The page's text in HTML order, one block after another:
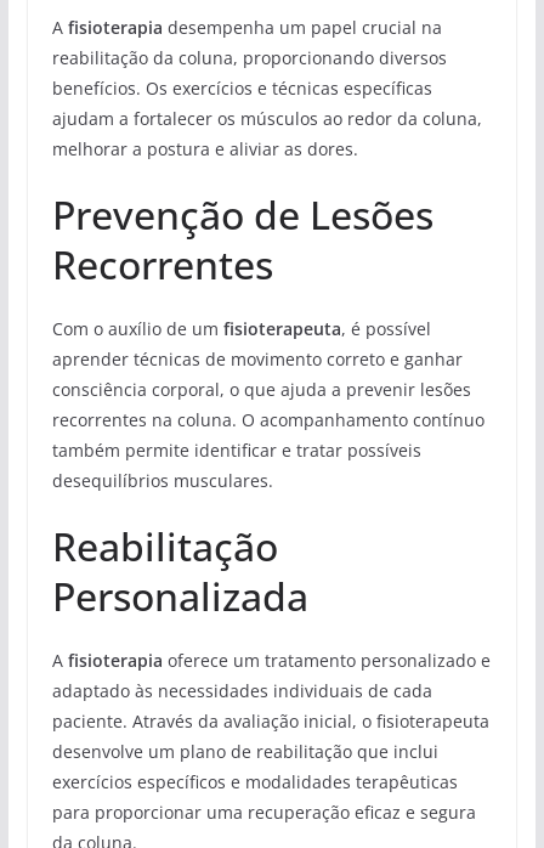
A fisioterapia desempenha um papel crucial na
reabilitação da coluna, proporcionando diversos
benefícios. Os exercícios e técnicas específicas
ajudam a fortalecer os músculos ao redor da coluna,
melhorar a postura e aliviar as dores.
Prevenção de Lesões
Recorrentes
Com o auxílio de um fisioterapeuta, é possível
aprender técnicas de movimento correto e ganhar
consciência corporal, o que ajuda a prevenir lesões
recorrentes na coluna. O acompanhamento contínuo
também permite identificar e tratar possíveis
desequilíbrios musculares.
Reabilitação
Personalizada
A fisioterapia oferece um tratamento personalizado e
adaptado às necessidades individuais de cada
paciente. Através da avaliação inicial, o fisioterapeuta
desenvolve um plano de reabilitação que inclui
exercícios específicos e modalidades terapêuticas
para proporcionar uma recuperação eficaz e segura
da coluna.